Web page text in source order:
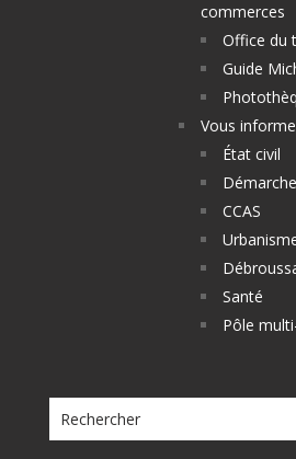
commerces
Office du
Guide
Vous
État civil
CCAS
Santé
Pôle